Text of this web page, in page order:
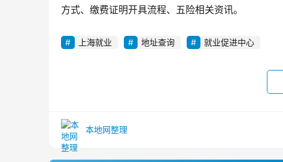
方式、缴费证明开具流程、五险相关资讯。
上海就业 地址查询 就业促进中心
本地网整理